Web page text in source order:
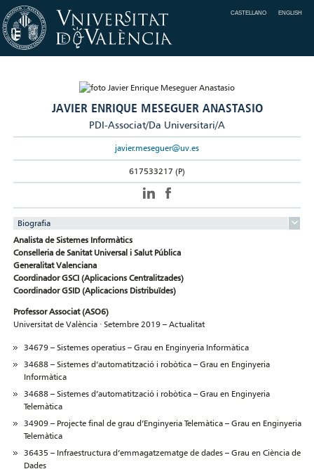
CASTELLANO ENGLISH
JAVIER ENRIQUE MESEGUER ANASTASIO
PDI-Associat/Da Universitari/A
javier.meseguer@uv.es
617533217 (P)
Biografia
Analista de Sistemes Informàtics
Conselleria de Sanitat Universal i Salut Pública
Generalitat Valenciana
Coordinador GSCI (Aplicacions Centralitzades)
Coordinador GSID (Aplicacions Distribuïdes)
Professor Associat (ASO6)
Universitat de València · Setembre 2019 – Actualitat
34679 – Sistemes operatius – Grau en Enginyeria Informàtica
34688 – Sistemes d’automatització i robòtica – Grau en Enginyeria
Informàtica
34688 – Sistemes d’automatització i robòtica – Grau en Enginyeria
Telemàtica
34909 – Projecte final de grau d’Enginyeria Telemàtica – Grau en Enginyeria
Telemàtica
36435 – Infraestructura d’emmagatzematge de dades – Grau en Ciència de
Dades